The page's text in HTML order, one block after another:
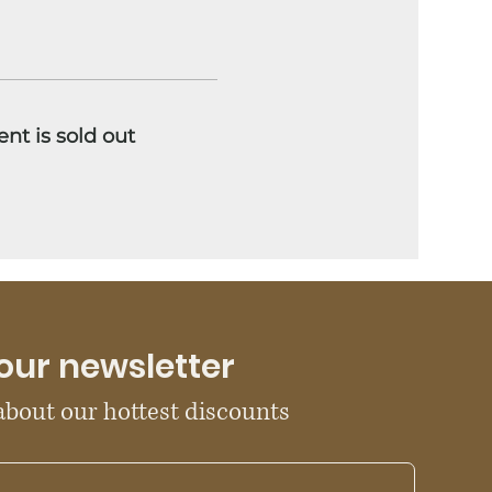
is sold out
newsletter
our hottest discounts